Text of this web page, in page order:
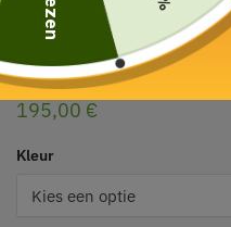
Theepot in
Caydanlik Turkish
195,00 €
Kleur